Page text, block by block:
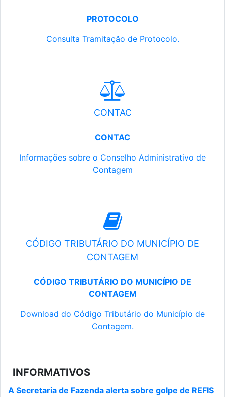
PROTOCOLO
Consulta Tramitação de Protocolo.
CONTAC
CONTAC
Informações sobre o Conselho Administrativo de
Contagem
CÓDIGO TRIBUTÁRIO DO MUNICÍPIO DE
CONTAGEM
CÓDIGO TRIBUTÁRIO DO MUNICÍPIO DE
CONTAGEM
Download do Código Tributário do Município de
Contagem.
INFORMATIVOS
A Secretaria de Fazenda alerta sobre golpe de REFIS